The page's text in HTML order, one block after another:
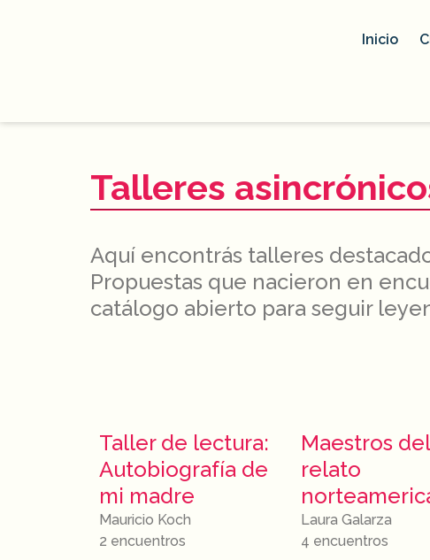
Inicio
Talleres
Aquí encontrás talleres
Propuestas que nacieron en
catálogo abierto para seguir
Taller de lectura:
Autobiografía de
mi madre
Mauricio Koch
2 encuentros
Maestros del
relato
Laura Galarza
4 encuentros